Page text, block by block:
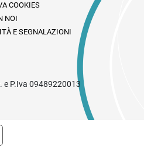
COOKIES
NOI
E SEGNALAZIONI
e P.Iva 09489220013